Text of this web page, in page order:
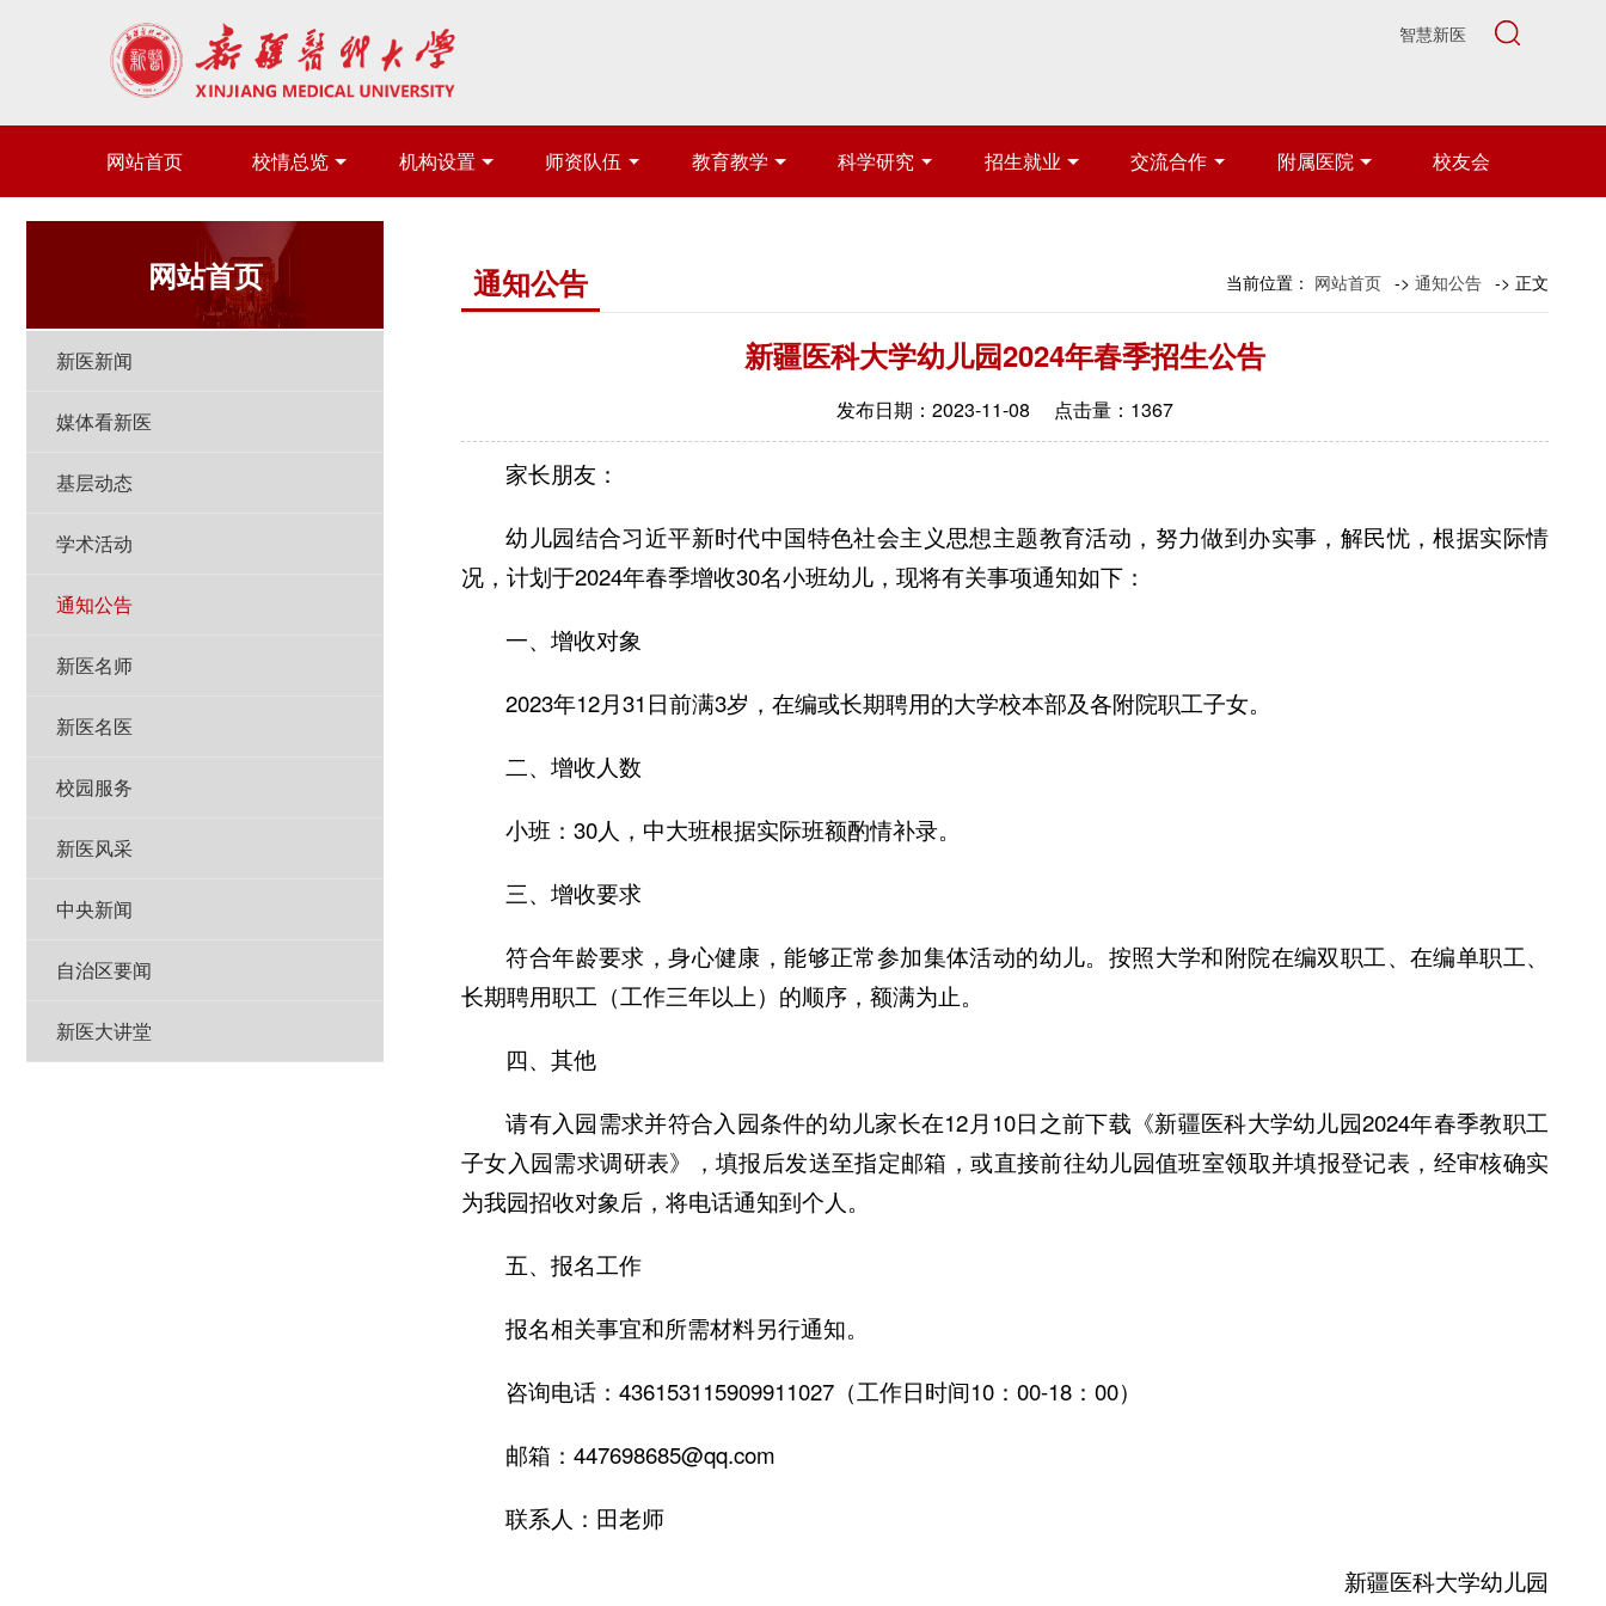
智慧新医
网站首页 校情总览 机构设置 师资队伍 教育教学 科学研究 招生就业 交流合作 附属医院 校友会
网站首页
新医新闻
媒体看新医
基层动态
学术活动
通知公告
新医名师
新医名医
校园服务
新医风采
中央新闻
自治区要闻
新医大讲堂
通知公告 当前位置： 网站首页 -> 通知公告 -> 正文
新疆医科大学幼儿园2024年春季招生公告
发布日期：2023-11-08 点击量： 1367
家长朋友：
幼儿园结合习近平新时代中国特色社会主义思想主题教育活动，努力做到办实事，解民忧，根据实际情
况，计划于2024年春季增收30名小班幼儿，现将有关事项通知如下：
一、增收对象
2023年12月31日前满3岁，在编或长期聘用的大学校本部及各附院职工子女。
二、增收人数
小班：30人，中大班根据实际班额酌情补录。
三、增收要求
符合年龄要求，身心健康，能够正常参加集体活动的幼儿。按照大学和附院在编双职工、在编单职工、
长期聘用职工（工作三年以上）的顺序，额满为止。
四、其他
请有入园需求并符合入园条件的幼儿家长在12月10日之前下载《新疆医科大学幼儿园2024年春季教职工
子女入园需求调研表》，填报后发送至指定邮箱，或直接前往幼儿园值班室领取并填报登记表，经审核确实
为我园招收对象后，将电话通知到个人。
五、报名工作
报名相关事宜和所需材料另行通知。
咨询电话：436153115909911027（工作日时间10：00-18：00）
邮箱：447698685@qq.com
联系人：田老师
新疆医科大学幼儿园